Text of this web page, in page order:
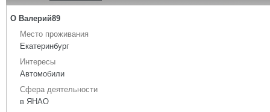
О Валерий89
Место проживания
Екатеринбург
Интересы
Автомобили
Сфера деятельности
в ЯНАО